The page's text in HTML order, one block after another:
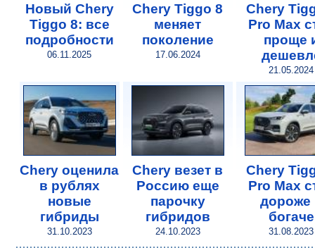
Новый Chery
Tiggo 8: все
подробности
06.11.2025
Chery Tiggo 8
меняет
поколение
17.06.2024
Chery
Pro Max
проще
21.05.2024
Chery оценила
в рублях
новые
гибриды
31.10.2023
Chery везет в
Россию еще
парочку
гибридов
24.10.2023
Chery
Pro Max
дороже
богаче
31.08.2023